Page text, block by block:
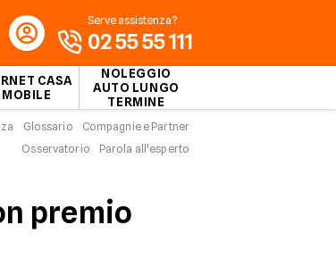
CASA
MOBILE
NOLEGGIO
AUTO LUNGO
TERMINE
Serve assistenza?
02 55 55 111
Glossario
Compagnie e Partner
Osservatorio
Parola all'esperto
premio